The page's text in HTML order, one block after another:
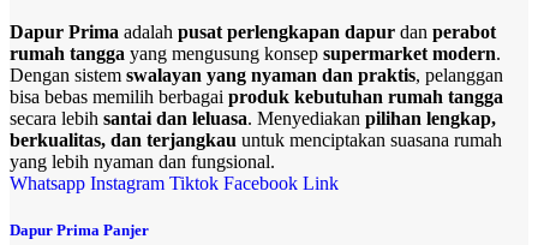
Dapur Prima adalah pusat perlengkapan dapur dan perabot
rumah tangga yang mengusung konsep supermarket modern.
Dengan sistem swalayan yang nyaman dan praktis, pelanggan
bisa bebas memilih berbagai produk kebutuhan rumah tangga
secara lebih santai dan leluasa. Menyediakan pilihan lengkap,
berkualitas, dan terjangkau untuk menciptakan suasana rumah
yang lebih nyaman dan fungsional.
Whatsapp Instagram Tiktok Facebook Link
Dapur Prima Panjer